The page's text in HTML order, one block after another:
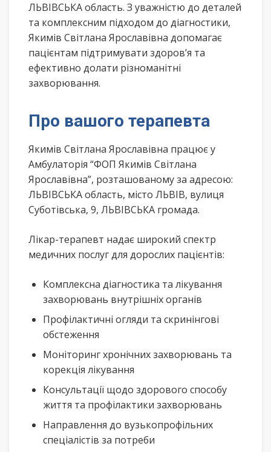
ЛЬВІВСЬКА область. З уважністю до деталей
та комплексним підходом до діагностики,
Якимів Світлана Ярославівна допомагає
пацієнтам підтримувати здоров’я та
ефективно долати різноманітні
захворювання.
Про вашого терапевта
Якимів Світлана Ярославівна працює у
Амбулаторія “ФОП Якимів Світлана
Ярославівна”, розташованому за адресою:
ЛЬВІВСЬКА область, місто ЛЬВІВ, вулиця
Суботівська, 9, ЛЬВІВСЬКА громада.
Лікар-терапевт надає широкий спектр
медичних послуг для дорослих пацієнтів:
Комплексна діагностика та лікування
захворювань внутрішніх органів
Профілактичні огляди та скринінгові
обстеження
Моніторинг хронічних захворювань та
корекція лікування
Консультації щодо здорового способу
життя та профілактики захворювань
Направлення до вузькопрофільних
спеціалістів за потреби